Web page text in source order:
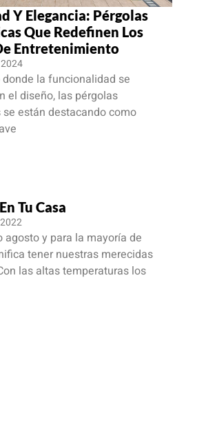
Y Elegancia: Pérgolas
Que Redefinen Los
Entretenimiento
donde la funcionalidad se
el diseño, las pérgolas
están destacando como
Tu Casa
agosto y para la mayoría de
tener nuestras merecidas
las altas temperaturas los